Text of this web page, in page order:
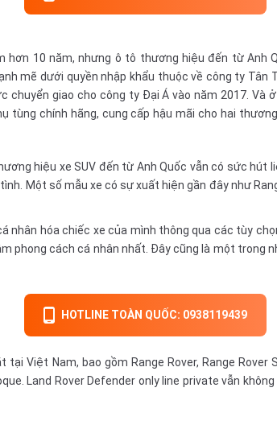
hơn 10 năm, nhưng ô tô thương hiệu đến từ Anh
mẽ dưới quyền nhập khẩu thuộc về công ty
chuyển giao cho công ty Đại Á vào năm 2017. Và
tùng chính hãng, cung cấp hậu mãi cho hai
hiệu xe SUV đến từ Anh Quốc vẫn có sức hút
Một số mẫu xe có sự xuất hiện gần đây như
nhân hóa chiếc xe của mình thông qua các tùy
phong cách cá nhân nhất. Đây cũng là một trong
HOTLINE TOÀN QUỐC: 0938119439
Việt Nam, bao gồm Range Rover, Range Rover
Land Rover Defender only line private vẫn